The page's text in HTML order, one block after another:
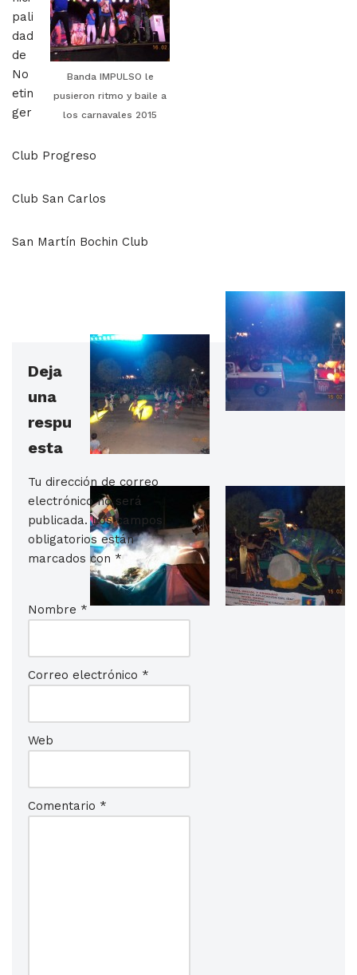
Banda IMPULSO le
pusieron ritmo y baile a
los carnavales 2015
pali
dad
de
No
etin
ger
Club Progreso
Club San Carlos
San Martín Bochin Club
Deja
una
respu
esta
Tu dirección de correo
electrónico no será
publicada. Los campos
obligatorios están
marcados con *
Nombre *
Correo electrónico *
Web
Comentario *